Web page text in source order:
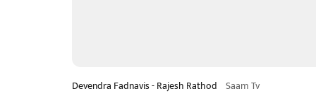
Devendra Fadnavis - Rajesh Rathod Saam Tv